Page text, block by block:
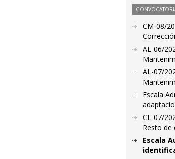
CM-08/
AL-06/
AL-07/
Escala
CL-07/
Resto de
Escala